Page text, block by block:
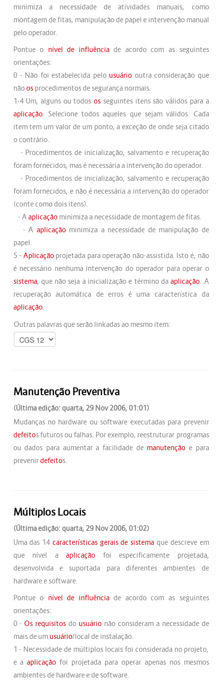
minimiza a necessidade de atividades manuais, como
montagem de fitas, manipulação de papel e intervenção manual
pelo operador.
Pontue o nível de influênciade acordo com as seguintes
orientações:
0 - Não foi estabelecida pelo usuário outra consideração que
nãoosprocedimentos de segurança normais.
1-4 Um, alguns ou todosos seguintes itens são válidos para a
aplicação. Selecione todos aqueles que sejam válidos. Cada
item tem um valor de um ponto, a exceção de onde seja citado
o contrário.
- Procedimentos de inicialização, salvamento e recuperação
foram fornecidos, mas é necessária a intervenção do operador.
- Procedimentos de inicialização, salvamento e recuperação
foram fornecidos, e não é necessária a intervenção do operador
(conte como dois itens).
- Aaplicaçãominimiza a necessidade de montagem de fitas.
- A aplicaçãominimiza a necessidade de manipulação de
papel.
5 - Aplicaçãoprojetada para operação não-assistida. Isto é, não
é necessário nenhuma intervenção do operador para operar o
sistema, que não seja a inicialização e término daaplicação. A
recuperação automática de erros é uma característica da
aplicação.
Outras palavras que serão linkadas ao mesmo item:
Manutenção Preventiva
(Última edição: quarta, 29 Nov 2006, 01:01)
Mudanças no hardware ou software executadas para prevenir
defeitos futuros ou falhas. Por exemplo, reestruturar programas
ou dados para aumentar a facilidade de manutenção e para
prevenirdefeitos.
Múltiplos Locais
(Última edição: quarta, 29 Nov 2006, 01:02)
Uma das 14 características gerais de sistema que descreve em
que nível a aplicação foi especificamente projetada,
desenvolvida e suportada para diferentes ambientes de
hardware e software.
Pontue o nível de influênciade acordo com as seguintes
orientações:
0 -Os requisitos do usuário não consideram a necessidade de
mais de um usuário/local de instalação.
1 - Necessidade de múltiplos locais foi considerada no projeto,
e aaplicação foi projetada para operar apenas nos mesmos
ambientes de hardware e de software.